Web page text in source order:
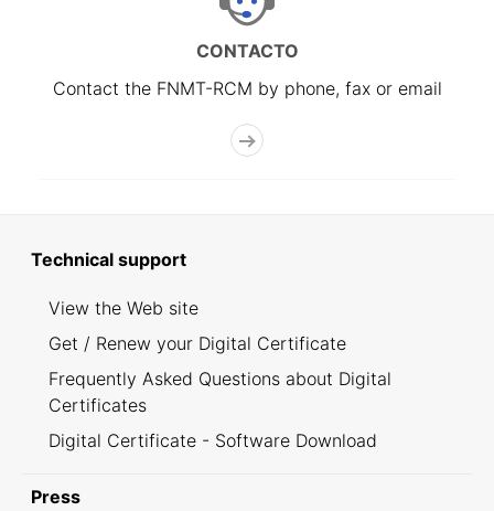
CONTACTO
Contact the FNMT-RCM by phone, fax or email
Technical support
View the Web site
Get / Renew your Digital Certificate
Frequently Asked Questions about Digital
Certificates
Digital Certificate - Software Download
Press